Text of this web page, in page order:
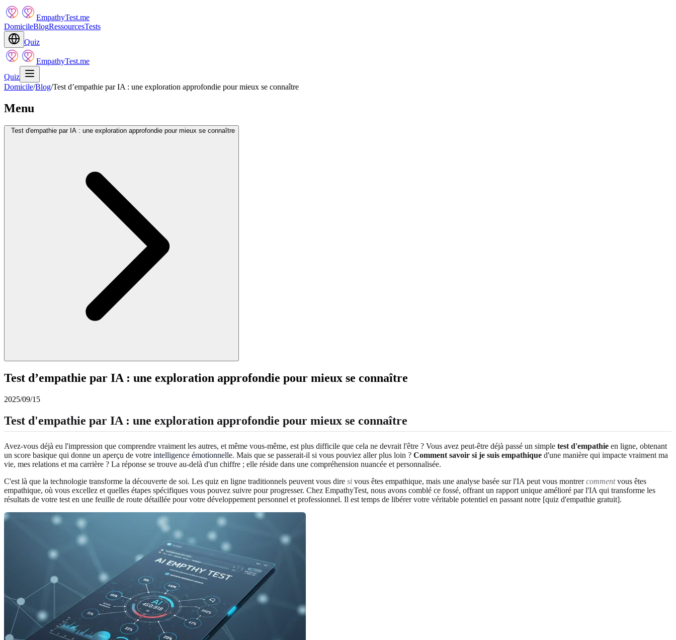
EmpathyTest.me
DomicileBlogRessourcesTests
Quiz
EmpathyTest.me
Quiz
Domicile/Blog/Test d’empathie par IA : une exploration approfondie pour mieux se connaître
Menu
Test d'empathie par IA : une exploration approfondie pour mieux se connaître
Test d’empathie par IA : une exploration approfondie pour mieux se connaître
2025/09/15
Test d'empathie par IA : une exploration approfondie pour mieux se connaître
Avez-vous déjà eu l'impression que comprendre vraiment les autres, et même vous-même, est plus difficile que cela ne devrait l'être ? Vous avez peut-être déjà passé un simple test d'empathie en ligne, obtenant
un score basique qui donne un aperçu de votre intelligence émotionnelle. Mais que se passerait-il si vous pouviez aller plus loin ? Comment savoir si je suis empathique d'une manière qui impacte vraiment ma
vie, mes relations et ma carrière ? La réponse se trouve au-delà d'un chiffre ; elle réside dans une compréhension nuancée et personnalisée.
C'est là que la technologie transforme la découverte de soi. Les quiz en ligne traditionnels peuvent vous dire si vous êtes empathique, mais une analyse basée sur l'IA peut vous montrercommentvous êtes
empathique, où vous excellez et quelles étapes spécifiques vous pouvez suivre pour progresser. Chez EmpathyTest, nous avons comblé ce fossé, offrant un rapport unique amélioré par l'IA qui transforme les
résultats de votre test en une feuille de route détaillée pour votre développement personnel et professionnel. Il est temps de libérer votre véritable potentiel en passant notre [quiz d'empathie gratuit].